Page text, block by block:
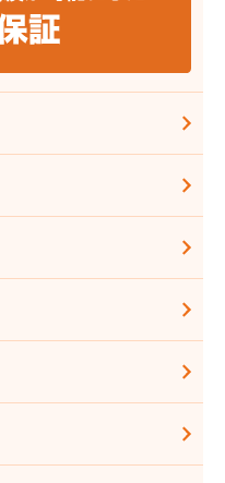
所
ンガス部
合